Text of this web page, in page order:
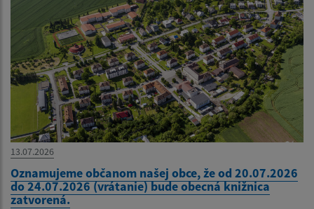
13.07.2026
Oznamujeme občanom našej obce, že od 20.07.2026
do 24.07.2026 (vrátanie) bude obecná knižnica
zatvorená.